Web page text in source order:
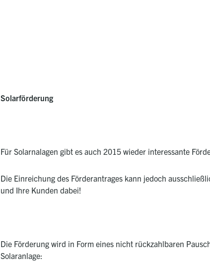
Solarförderung
Für Solarnalagen gibt es auch 2015 wieder interessante
Die Einreichung des Förderantrages kann jedoch
und Ihre Kunden dabei!
Die Förderung wird in Form eines nicht rückzahlbaren
Solaranlage: